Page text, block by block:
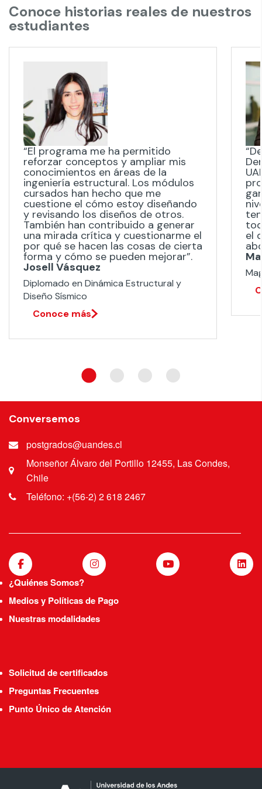
Conoce historias reales de nuestros
estudiantes
“El programa me ha permitido
reforzar conceptos y ampliar mis
conocimientos en áreas de la
ingeniería estructural. Los módulos
cursados han hecho que me
cuestione el cómo estoy diseñando
y revisando los diseños de otros.
También han contribuido a generar
una mirada crítica y cuestionarme el
por qué se hacen las cosas de cierta
forma y cómo se pueden mejorar”.
Josell Vásquez
Diplomado en Dinámica Estructural y
Diseño Sísmico​
Conoce más
el
Conversemos
postgrados@uandes.cl
Monseñor Álvaro del Portillo 12455, Las Condes,
Chile
Teléfono: +(56-2) 2 618 2467
¿Quiénes Somos?
Medios y Políticas de Pago
Nuestras modalidades
Solicitud de certificados
Preguntas Frecuentes
Punto Único de Atención